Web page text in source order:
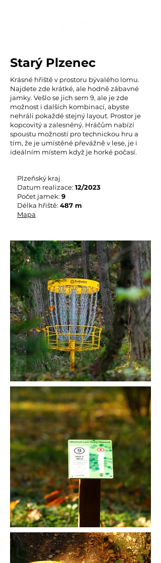
Starý Plzenec
Krásné hřiště v prostoru bývalého lomu.
Najdete zde krátké, ale hodně zábavné
jamky. Vešlo se jich sem 9, ale je zde
možnost i dalších kombinací, abyste
nehráli pokaždé stejný layout. Prostor je
kopcovitý a zalesněný. Hráčům nabízí
spoustu možností pro technickou hru a
tím, že je umístěné převážně v lese, je i
ideálním místem když je horké počasí.
Plzeňský kraj
Datum realizace: 12/2023
Počet jamek: 9
Délka hřiště: 487 m
Mapa